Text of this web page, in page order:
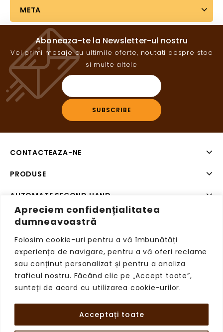
Apreciem confidențialitatea
dumneavoastră
Folosim cookie-uri pentru a vă îmbunătăți
experiența de navigare, pentru a vă oferi reclame
sau conținut personalizat și pentru a analiza
traficul nostru. Făcând clic pe „Accept toate”,
sunteți de acord cu utilizarea cookie-urilor.
Acceptați toate
META
Aboneaza-te la Newsletter-ul nostru
Vei primi mesaje cu ultimile oferte, noutati despre stoc
si multe altele
CONTACTEAZA-NE
PRODUSE
AUTOMATE SECOND HAND
SISTEME DE PLATA SECOND HAND
Copyright © 2026 VendingRetail, Toate drepturile
rezervate.